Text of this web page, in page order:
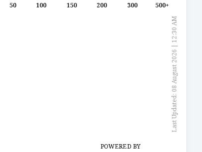
50
100
150
200
300
500+
Last Updated: 08 August 2026 | 12:30 AM
POWERED BY